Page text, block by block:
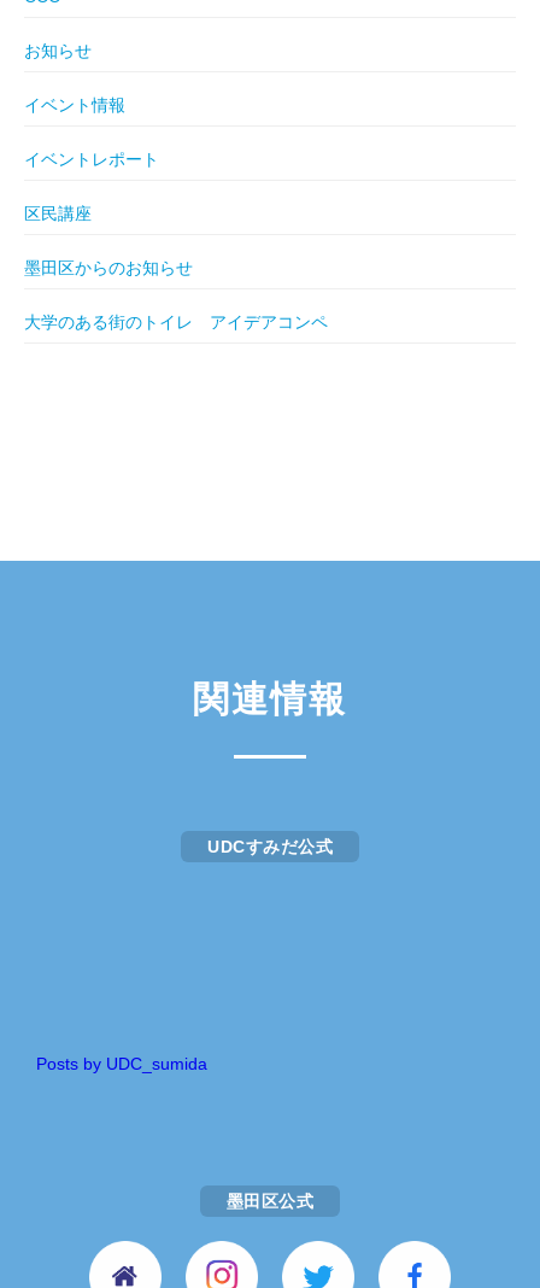
お知らせ
イベント情報
イベントレポート
区民講座
墨田区からのお知らせ
大学のある街のトイレ アイデアコンペ
関連情報
UDCすみだ公式
Posts by UDC_sumida
墨田区公式